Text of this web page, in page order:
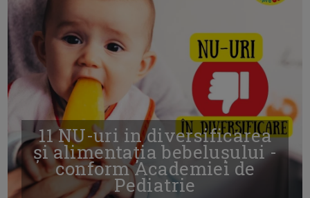
11 NU-uri in diversificarea
și alimentația bebelușului -
conform Academiei de
Pediatrie